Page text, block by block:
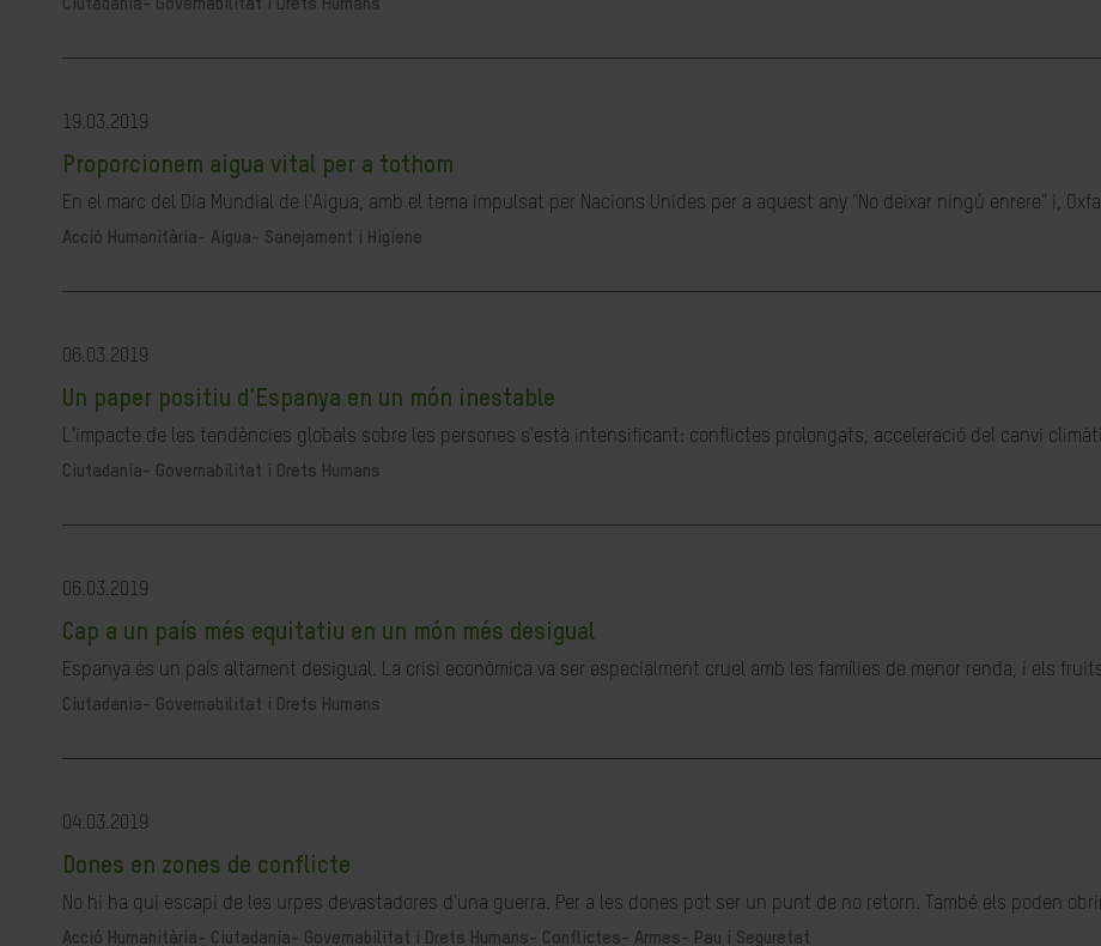
Ciutadania- Governabilitat i Drets Humans
19.03.2019
Proporcionem aigua vital per a tothom
En el marc del Dia Mundial de l'Aigua, amb el tema impulsat per Nacions Unides per a aquest any "No deixar ningú enrere" i,
Acció Humanitària- Aigua- Sanejament i Higiene
06.03.2019
Un paper positiu d'Espanya en un món inestable
L'impacte de les tendències globals sobre les persones s'està intensificant: conflictes prolongats, acceleració del canvi
Ciutadania- Governabilitat i Drets Humans
06.03.2019
Cap a un país més equitatiu en un món més desigual
Espanya és un país altament desigual. La crisi econòmica va ser especialment cruel amb les famílies de menor renda, i els
Ciutadania- Governabilitat i Drets Humans
04.03.2019
Dones en zones de conflicte
No hi ha qui escapi de les urpes devastadores d'una guerra. Per a les dones pot ser un punt de no retorn. També els poden
Acció Humanitària- Ciutadania- Governabilitat i Drets Humans- Conflictes- Armes- Pau i Seguretat